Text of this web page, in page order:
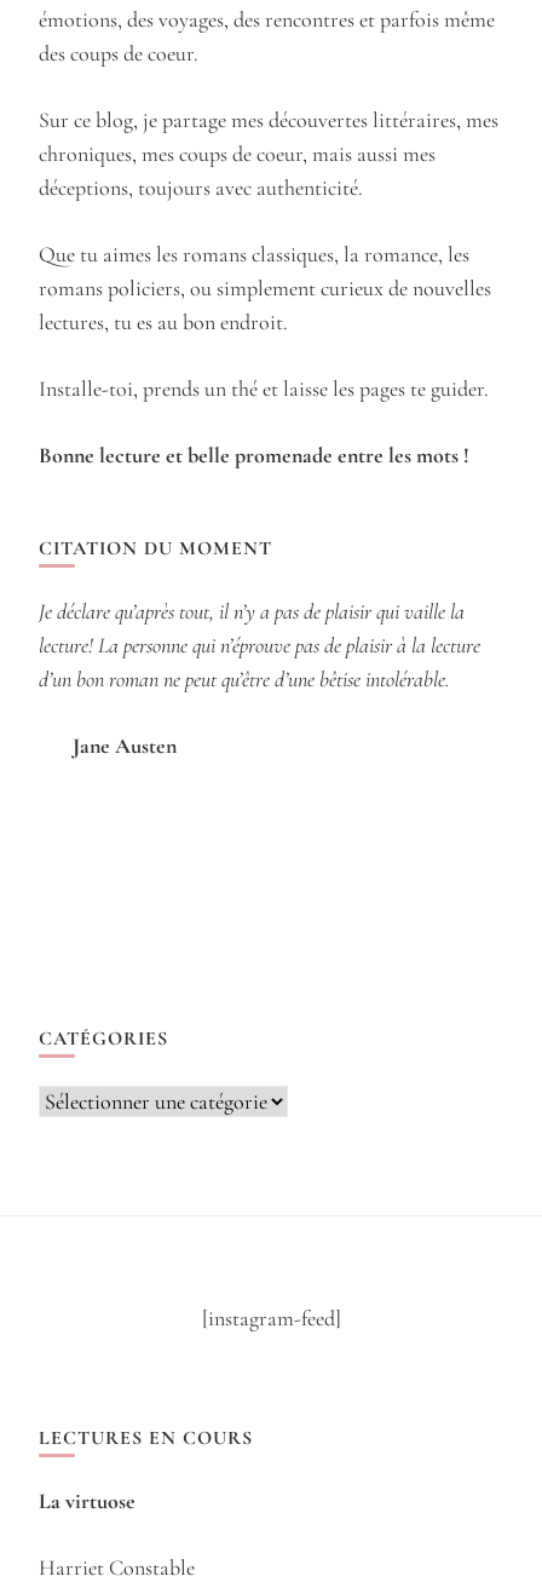
émotions, des voyages, des rencontres et parfois même
des coups de coeur.
Sur ce blog, je partage mes découvertes littéraires, mes
chroniques, mes coups de coeur, mais aussi mes
déceptions, toujours avec authenticité.
Que tu aimes les romans classiques, la romance, les
romans policiers, ou simplement curieux de nouvelles
lectures, tu es au bon endroit.
Installe-toi, prends un thé et laisse les pages te guider.
Bonne lecture et belle promenade entre les mots !
CITATION DU MOMENT
Je déclare qu’après tout, il n’y a pas de plaisir qui vaille la
lecture! La personne qui n’éprouve pas de plaisir à la lecture
d’un bon roman ne peut qu’être d’une bêtise intolérable.
Jane Austen
CATÉGORIES
Catégories
[instagram-feed]
LECTURES EN COURS
La virtuose
Harriet Constable